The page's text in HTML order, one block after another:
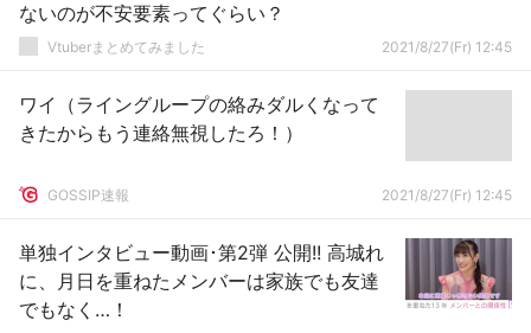
ないのが不安要素ってぐらい？
Vtuberまとめてみました 2021/8/27(Fr) 12:45
ワイ（ライングループの絡みダルくなって
きたからもう連絡無視したろ！）
GOSSIP速報 2021/8/27(Fr) 12:45
単独インタビュー動画･第2弾 公開!! 高城れ
に、月日を重ねたメンバーは家族でも友達
でもなく…！